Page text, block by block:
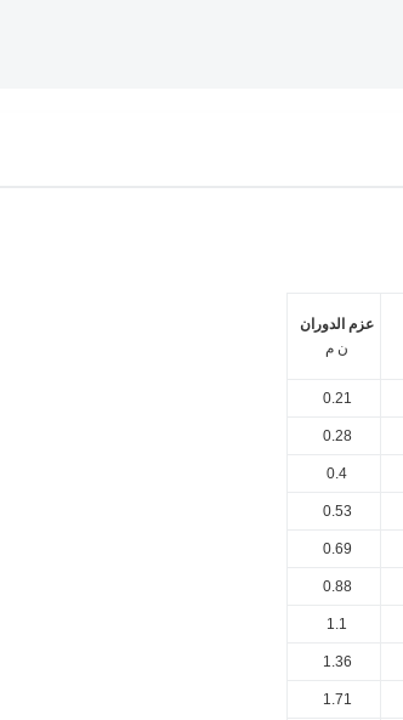
عزم الدوران
ن م
0.21
0.28
0.4
0.53
0.69
0.88
1.1
1.36
1.71